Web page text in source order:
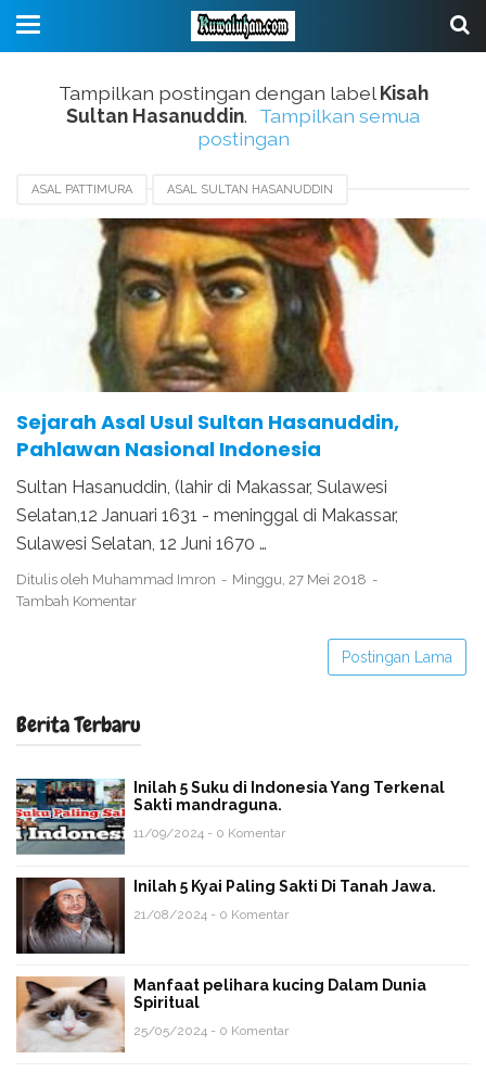
Tampilkan postingan dengan labelKisah
Sultan Hasanuddin.
Tampilkan semua
postingan
ASAL PATTIMURA ASAL SULTAN HASANUDDIN
ASAL USUL IMAM BONJOL ASAL USUL PANGERAN DIPONEGORO
BIOGRAFI SULTAN HASANUDDIN KISAH SULTAN HASANUDDIN
PERJUANGAN SULTAN HASANUDDIN
WAFATNYA SULTAN HASANUDDIN
Sejarah Asal Usul Sultan Hasanuddin,
Pahlawan Nasional Indonesia
Sultan Hasanuddin, (lahir di Makassar, Sulawesi
Selatan,12 Januari 1631 - meninggal di Makassar,
Sulawesi Selatan, 12 Juni 1670 …
Ditulis oleh Muhammad Imron
Minggu, 27 Mei 2018
Tambah Komentar
Postingan Lama
Berita Terbaru
Inilah 5 Suku di Indonesia Yang Terkenal
Sakti mandraguna.
11/09/2024 - 0 Komentar
Inilah 5 Kyai Paling Sakti Di Tanah Jawa.
21/08/2024 - 0 Komentar
Manfaat pelihara kucing Dalam Dunia
Spiritual
25/05/2024 - 0 Komentar